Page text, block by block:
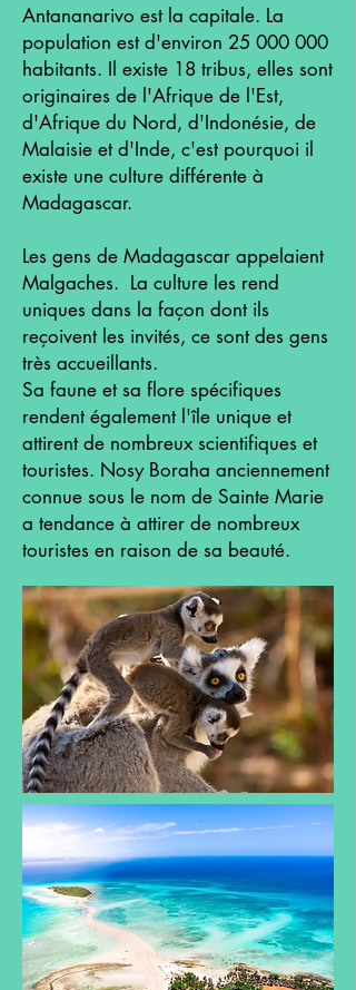
Antananarivo est la capitale. La
population est d'environ 25 000 000
habitants. Il existe 18 tribus, elles sont
originaires de l'Afrique de l'Est,
d'Afrique du Nord, d'Indonésie, de
Malaisie et d'Inde, c'est pourquoi il
existe une culture différente à
Madagascar.
Les gens de Madagascar appelaient
Malgaches. La culture les rend
uniques dans la façon dont ils
reçoivent les invités, ce sont des gens
très accueillants.
Sa faune et sa flore spécifiques
rendent également l'île unique et
attirent de nombreux scientifiques et
touristes. Nosy Boraha anciennement
connue sous le nom de Sainte Marie
a tendance à attirer de nombreux
touristes en raison de sa beauté.